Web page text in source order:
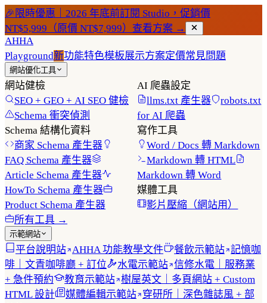
🎉 限時優惠｜2026 年底前訂閱 Studio，促銷價
NT$5,999（原價 NT$7,999） 查看方案 →
AHHA
Playground新功能特色模板展示方案定價常見問題
網站優化工具
網站健檢
SEO + GEO + AI SEO 健檢
Schema 衝突偵測
Schema 結構化資料
商家 Schema 產生器
FAQ Schema 產生器
Article Schema 產生器
HowTo Schema 產生器
Product Schema 產生器
AI 爬蟲設定
llms.txt 產生器
robots.txt
for AI 爬蟲
寫作工具
Word / Docs 轉 Markdown
Markdown 轉 HTML
Markdown 轉 Word
媒體工具
影片壓縮（網站用）
所有工具 →
示範網站
平台說明站 AHHA 功能教學文件 餐飲示範站 記憶咖
啡｜文青咖啡廳 + 訂位
水電示範站 信修水電｜服務業
+ 急件預約
教育示範站 樹屋英文｜多頁網站 + Custom
HTML 設計
媒體編輯示範站 穿研所｜深色雜誌風 + 部